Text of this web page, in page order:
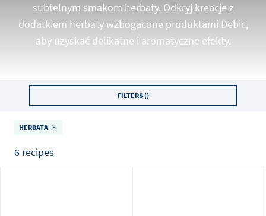
subtelnym smakom herbaty. Odkryj kreacje z
dodatkiem herbaty wzbogacone produktami Debic,
aby uzyskać delikatne i aromatyczne efekty.
FILTERS ()
HERBATA
6 recipes